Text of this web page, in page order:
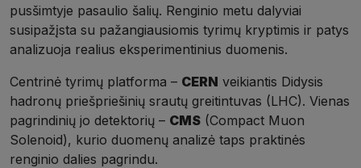
pusšimtyje pasaulio šalių. Renginio metu dalyviai
susipažįsta su pažangiausiomis tyrimų kryptimis ir patys
analizuoja realius eksperimentinius duomenis.
Centrinė tyrimų platforma – CERN veikiantis Didysis
hadronų priešpriešinių srautų greitintuvas (LHC). Vienas
pagrindinių jo detektorių – CMS (Compact Muon
Solenoid), kurio duomenų analizė taps praktinės
renginio dalies pagrindu.